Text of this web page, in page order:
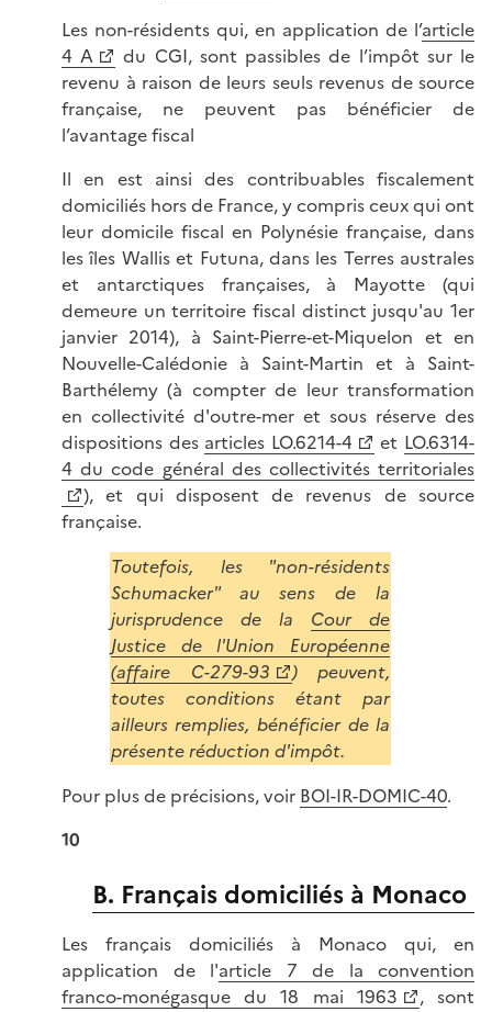
Les non-résidents qui, en application de l’article
4 A
du CGI, sont passibles de l’impôt sur le
revenu à raison de leurs seuls revenus de source
française, ne peuvent pas bénéficier de
l’avantage fiscal
Il en est ainsi des contribuables fiscalement
domiciliés hors de France, y compris ceux qui ont
leur domicile fiscal en Polynésie française, dans
les îles Wallis et Futuna, dans les Terres australes
et antarctiques françaises, à Mayotte (qui
demeure un territoire fiscal distinct jusqu'au 1er
janvier 2014), à Saint-Pierre-et-Miquelon et en
Nouvelle-Calédonie à Saint-Martin et à Saint-
Barthélemy (à compter de leur transformation
en collectivité d'outre-mer et sous réserve des
dispositions des articles LO.6214-4 et LO.6314-
4 du code général des collectivités territoriales
), et qui disposent de revenus de source
française.
Toutefois, les "non-résidents
Schumacker" au sens de la
jurisprudence de la Cour de
Justice de l'Union Européenne
(affaire C-279-93
) peuvent,
toutes conditions étant par
ailleurs remplies, bénéficier de la
présente réduction d'impôt.
Pour plus de précisions, voir BOI-IR-DOMIC-40.
10
B. Français domiciliés à Monaco
Les français domiciliés à Monaco qui, en
application de l'article 7 de la convention
franco-monégasque du 18 mai 1963
, sont